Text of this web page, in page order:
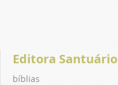
Editora Santuário
bíblias